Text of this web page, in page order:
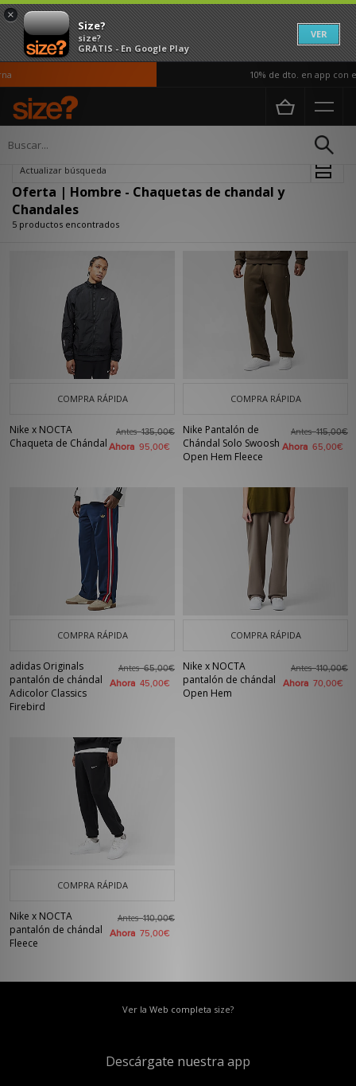
×
Size?
size?
GRATIS - En Google Play
VER
10% de dto. en app con el
Página principal
Actualizar búsqueda
Oferta | Hombre - Chaquetas de chandal y
Chandales
5 productos encontrados
COMPRA RÁPIDA
Nike x NOCTA
Chaqueta de Chándal
Antes135,00€
Ahora 95,00€
COMPRA RÁPIDA
Nike Pantalón de
Chándal Solo Swoosh
Open Hem Fleece
Antes115,00€
Ahora 65,00€
COMPRA RÁPIDA
adidas Originals
pantalón de chándal
Adicolor Classics
Firebird
Antes65,00€
Ahora 45,00€
COMPRA RÁPIDA
Nike x NOCTA
pantalón de chándal
Open Hem
Antes110,00€
Ahora 70,00€
COMPRA RÁPIDA
Nike x NOCTA
pantalón de chándal
Fleece
Antes110,00€
Ahora 75,00€
Ver la Web completa size?
Descárgate nuestra app